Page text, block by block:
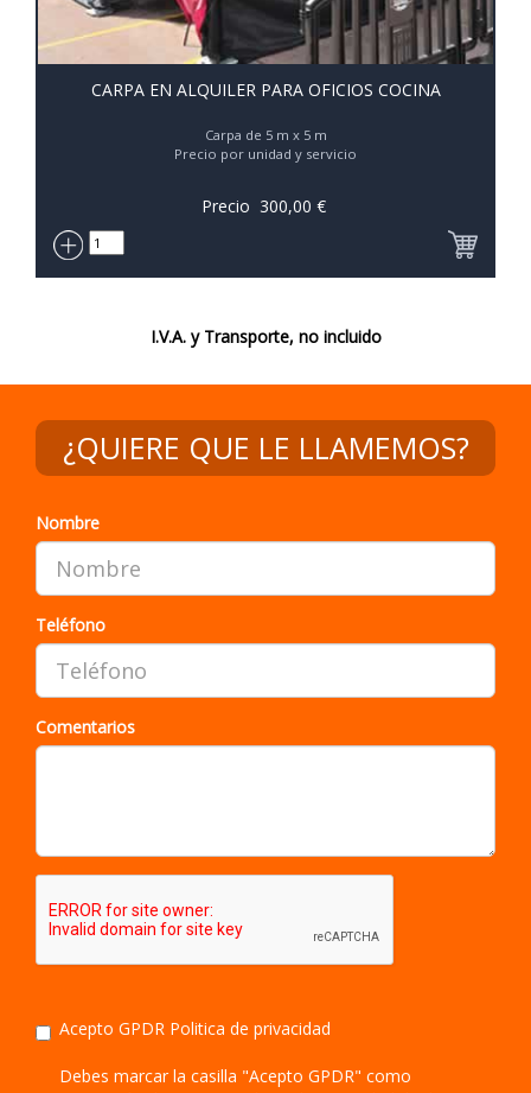
CARPA EN ALQUILER PARA OFICIOS COCINA
Carpa de 5 m x 5 m
Precio por unidad y servicio
Precio 300,00 €
I.V.A. y Transporte, no incluido
¿QUIERE QUE LE LLAMEMOS?
Nombre
Teléfono
Comentarios
Acepto GPDR Politica de privacidad
Debes marcar la casilla "Acepto GPDR" como